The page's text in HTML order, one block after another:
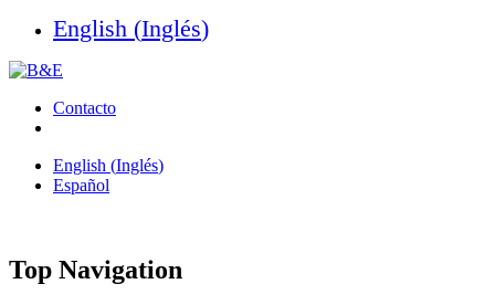
English (Inglés)
Contacto
English (Inglés)
Español
Top Navigation